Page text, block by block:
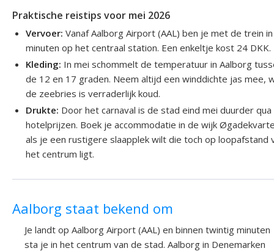
Praktische reistips voor mei 2026
Vervoer: Vanaf Aalborg Airport (AAL) ben je met de trein
minuten op het centraal station. Een enkeltje kost 24 DKK.
Kleding: In mei schommelt de temperatuur in Aalborg
de 12 en 17 graden. Neem altijd een winddichte jas mee,
de zeebries is verraderlijk koud.
Drukte: Door het carnaval is de stad eind mei duurder qua
hotelprijzen. Boek je accommodatie in de wijk
als je een rustigere slaapplek wilt die toch op loopafstand
het centrum ligt.
Aalborg staat bekend om
Je landt op Aalborg Airport (AAL) en binnen twintig minuten
sta je in het centrum van de stad. Aalborg in Denemarken